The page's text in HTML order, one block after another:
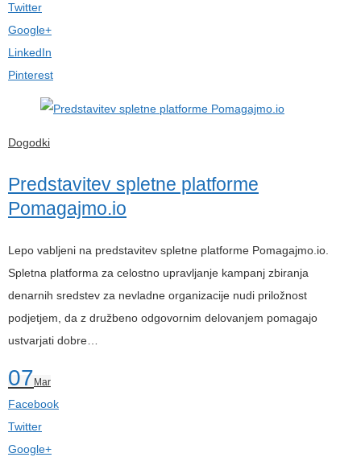
Twitter
Google+
LinkedIn
Pinterest
Dogodki
Predstavitev spletne platforme
Pomagajmo.io
Lepo vabljeni na predstavitev spletne platforme Pomagajmo.io.
Spletna platforma za celostno upravljanje kampanj zbiranja
denarnih sredstev za nevladne organizacije nudi priložnost
podjetjem, da z družbeno odgovornim delovanjem pomagajo
ustvarjati dobre…
07 Mar
Facebook
Twitter
Google+